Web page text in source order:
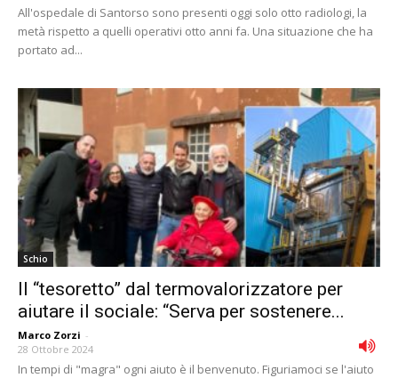
All'ospedale di Santorso sono presenti oggi solo otto radiologi, la
metà rispetto a quelli operativi otto anni fa. Una situazione che ha
portato ad...
Schio
Il “tesoretto” dal termovalorizzatore per
aiutare il sociale: “Serva per sostenere...
Marco Zorzi -
28 Ottobre 2024
In tempi di "magra" ogni aiuto è il benvenuto. Figuriamoci se l'aiuto